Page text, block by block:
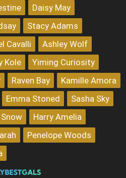
Daisy May
Stacy Adams
Cavalli
Ashley Wolf
Kole
Yiming Curiosity
Raven Bay
Kamille Amora
Emma Stoned
Sasha Sky
Harry Amelia
Penelope Woods